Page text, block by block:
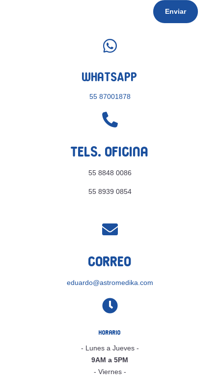
Enviar

WhatsApp
55 87001878

Tels. Oficina
55 8848 0086
55 8939 0854

Correo
eduardo@astromedika.com

Horario
- Lunes a Jueves -
9AM a 5PM
- Viernes -